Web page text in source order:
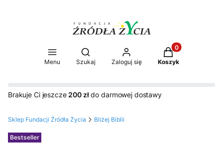
Menu
Otwórz wyszukiwarkę
Szukaj Zaloguj się
Produkty w
Koszyk
Brakuje Ci jeszcze 200 złdo darmowej dostawy
Sklep Fundacji Źródła Życia Bliżej Biblii
Etykiety
Bestseller